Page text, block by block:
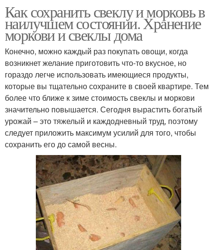
Как сохранить свеклу и морковь в
наилучшем состоянии. Хранение
моркови и свеклы дома
Конечно, можно каждый раз покупать овощи, когда
возникнет желание приготовить что-то вкусное, но
гораздо легче использовать имеющиеся продукты,
которые вы тщательно сохраните в своей квартире. Тем
более что ближе к зиме стоимость свеклы и моркови
значительно повышается. Сегодня вырастить богатый
урожай – это тяжелый и каждодневный труд, поэтому
следует приложить максимум усилий для того, чтобы
сохранить его до самой весны.